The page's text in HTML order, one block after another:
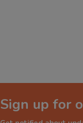
Sign up for